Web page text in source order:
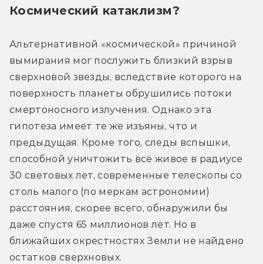
Космический катаклизм?
Альтернативной «космической» причиной
вымирания мог послужить близкий взрыв
сверхновой звезды, вследствие которого на
поверхность планеты обрушились потоки
смертоносного излучения. Однако эта
гипотеза имеет те же изъяны, что и
предыдущая. Кроме того, следы вспышки,
способной уничтожить всё живое в радиусе
30 световых лет, современные телескопы со
столь малого (по меркам астрономии)
расстояния, скорее всего, обнаружили бы
даже спустя 65 миллионов лет. Но в
ближайших окрестностях Земли не найдено
остатков сверхновых.